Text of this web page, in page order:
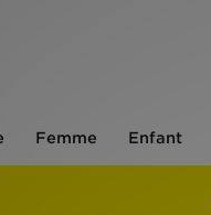
Femme Enfant